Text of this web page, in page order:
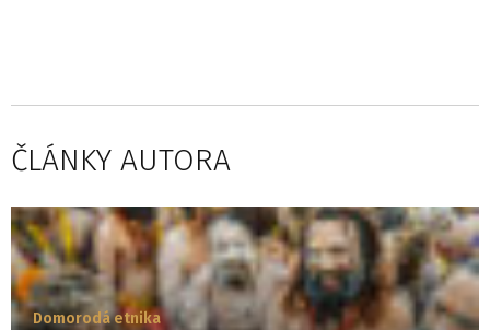
ČLÁNKY AUTORA
Domorodá etnika